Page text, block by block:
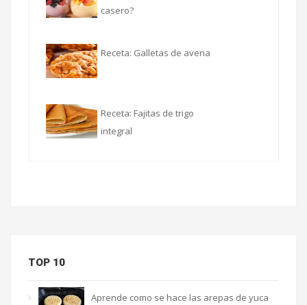
casero?
Receta: Galletas de avena
Receta: Fajitas de trigo
integral
TOP 10
Aprende como se hace las arepas de yuca